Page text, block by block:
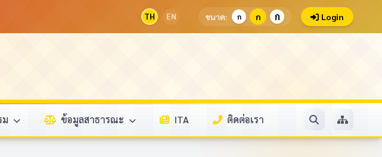
TH EN ขนาด: ก ก ก Login
ม ข้อมูลสาธารณะ ITA ติดต่อเรา